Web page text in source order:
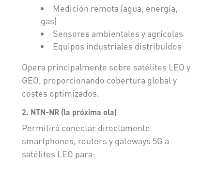
Medición remota (agua, energía,
gas)
Sensores ambientales y agrícolas
Equipos industriales distribuidos
Opera principalmente sobre satélites LEO y
GEO, proporcionando cobertura global y
costes optimizados.
2. NTN-NR (la próxima ola)
Permitirá conectar directamente
smartphones, routers y gateways 5G a
satélites LEO para: